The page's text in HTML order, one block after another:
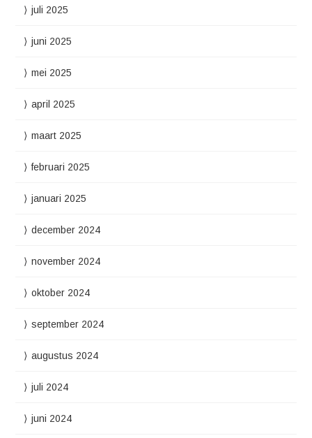
juli 2025
juni 2025
mei 2025
april 2025
maart 2025
februari 2025
januari 2025
december 2024
november 2024
oktober 2024
september 2024
augustus 2024
juli 2024
juni 2024